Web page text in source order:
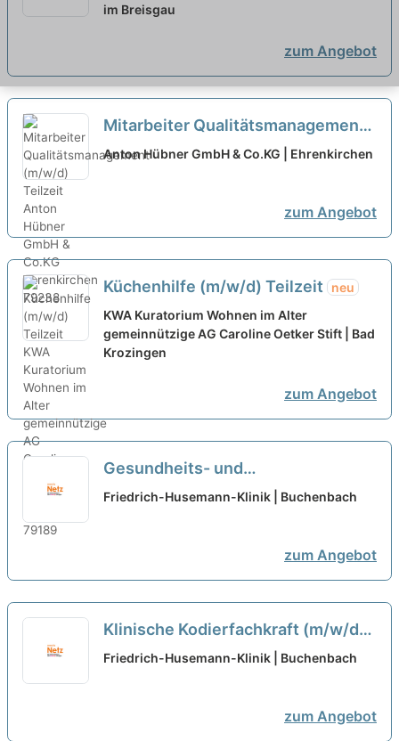
Wir sehen Dich als Partner:in!
im Breisgau
zum Angebot
Mitarbeiter Qualitätsmanagement
(m/w/d) Teilzeit neu
Anton Hübner GmbH & Co.KG | Ehrenkirchen
zum Angebot
Küchenhilfe (m/w/d) Teilzeit neu
KWA Kuratorium Wohnen im Alter
gemeinnützige AG Caroline Oetker Stift | Bad
Krozingen
zum Angebot
Gesundheits- und
Krankenpfleger:in oder
Friedrich-Husemann-Klinik | Buchenbach
zum Angebot
Klinische Kodierfachkraft (m/w/d)
Teilzeit neu
Friedrich-Husemann-Klinik | Buchenbach
zum Angebot